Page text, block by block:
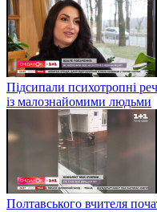
Підсипали психотропні
із малознайомими людьми
Полтавського вчителя